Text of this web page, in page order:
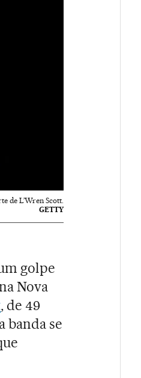
de L’Wren Scott.
GETTY
golpe
Nova
, de 49
banda se